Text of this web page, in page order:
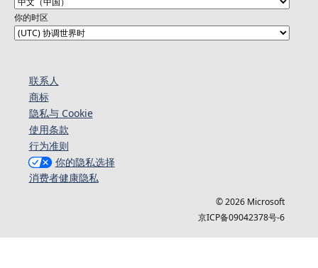
你的时区
联系人
商标
隐私与 Cookie
使用条款
行为准则
你的隐私选择
消费者健康隐私
© 2026 Microsoft
京ICP备09042378号-6